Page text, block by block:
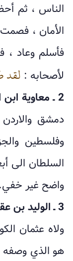
الناس ، ثم
الأمان ،
فأسلم وعاد ،
لأصحابه :
2 ـ معاوية ابن ابي سفيان :
دمشق
وفلسطين
واضح غير خفي.
3 ـ الوليد بن عقبة :
هو الذي وصفه